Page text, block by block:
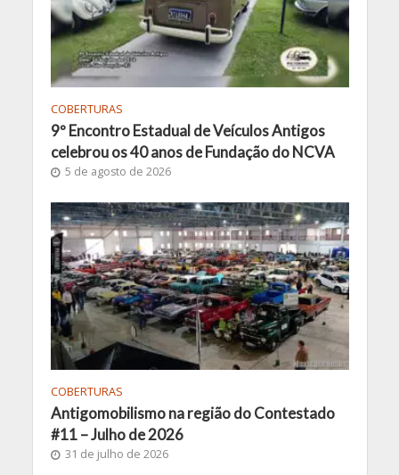
COBERTURAS
9º Encontro Estadual de Veículos Antigos
celebrou os 40 anos de Fundação do NCVA
5 de agosto de 2026
COBERTURAS
Antigomobilismo na região do Contestado
#11 – Julho de 2026
31 de julho de 2026